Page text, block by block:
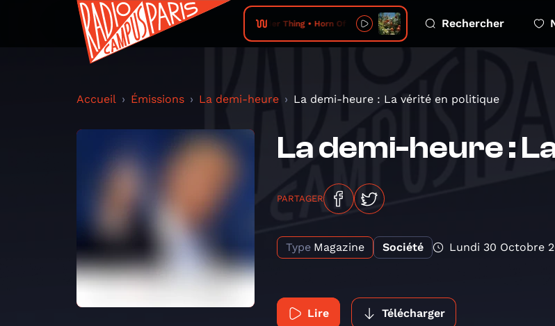
wilder Thing • Horn Of The Moon Rechercher
Accueil Émissions La demi-heure La demi-heure : La vérité en politique
La demi-heure :
PARTAGER
Type Magazine Société Lundi 30 Octobre
Lire Télécharger